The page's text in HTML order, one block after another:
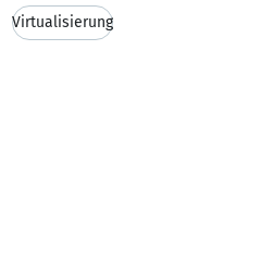
Virtualisierung